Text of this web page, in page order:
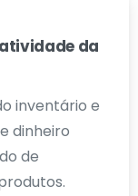
da
inventário e
dinheiro
de